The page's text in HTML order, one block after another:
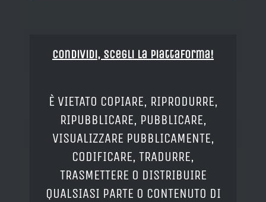
Condividi, Scegli la piattaforma!
È VIETATO COPIARE, RIPRODURRE,
RIPUBBLICARE, PUBBLICARE,
VISUALIZZARE PUBBLICAMENTE,
CODIFICARE, TRADURRE,
TRASMETTERE O DISTRIBUIRE
QUALSIASI PARTE O CONTENUTO DI